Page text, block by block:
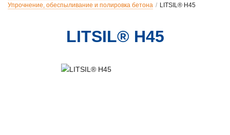
Упрочнение, обеспыливание и полировка бетона / LITSIL® H45
LITSIL® H45